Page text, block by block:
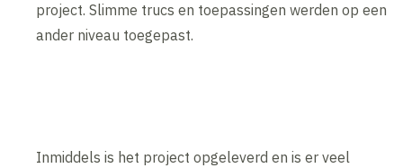
project. Slimme trucs en toepassingen werden op een
ander niveau toegepast.
Inmiddels is het project opgeleverd en is er veel